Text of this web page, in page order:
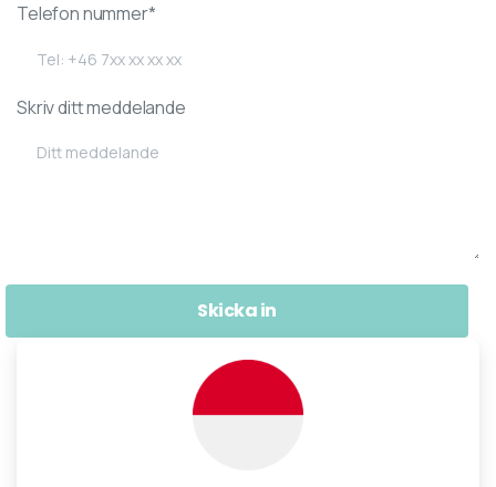
Telefon nummer*
Skriv ditt meddelande